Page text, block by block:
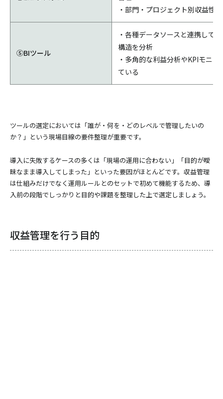
・部門・プロジェクト別収益性
⑤BIツール
・各種データソースと連携して
構造を分析
・多角的な利益分析やKPIモニタ
ている
ツールの選定においては「誰が・何を・どのレベルで管理したいの
か？」という現場目線の要件整理が重要です。
導入に失敗するケースの多くは「現場の運用に合わない」「目的が曖
昧なまま導入してしまった」といった要因がほとんどです。収益管理
は仕組みだけでなく運用ルールとのセットで初めて機能するため、導
入前の段階でしっかりと目的や課題を整理した上で選定しましょう。
収益管理を行う目的